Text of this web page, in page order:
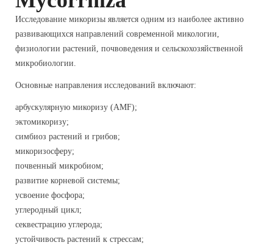
Исследование микоризы является одним из наиболее активно
развивающихся направлений современной микологии,
физиологии растений, почвоведения и сельскохозяйственной
микробиологии.
Основные направления исследований включают:
арбускулярную микоризу (AMF);
эктомикоризу;
симбиоз растений и грибов;
микоризосферу;
почвенный микробиом;
развитие корневой системы;
усвоение фосфора;
углеродный цикл;
секвестрацию углерода;
устойчивость растений к стрессам;